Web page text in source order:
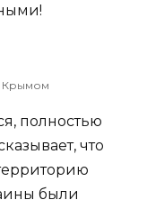
Крымом
полностью
что
были